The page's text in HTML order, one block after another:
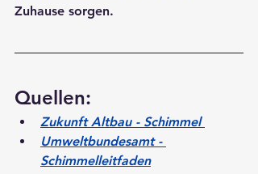
Zuhause sorgen.
Quellen:
Zukunft Altbau - Schimmel
Umweltbundesamt -
Schimmelleitfaden